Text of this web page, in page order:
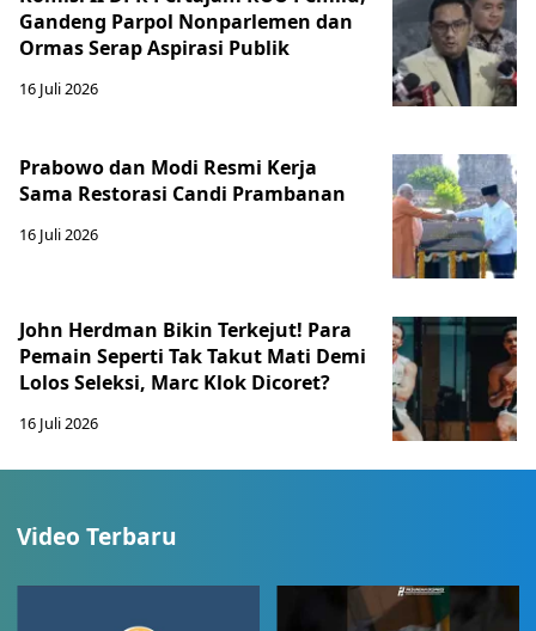
Gandeng Parpol Nonparlemen dan
Ormas Serap Aspirasi Publik
16 Juli 2026
Prabowo dan Modi Resmi Kerja
Sama Restorasi Candi Prambanan
16 Juli 2026
John Herdman Bikin Terkejut! Para
Pemain Seperti Tak Takut Mati Demi
Lolos Seleksi, Marc Klok Dicoret?
16 Juli 2026
Video Terbaru